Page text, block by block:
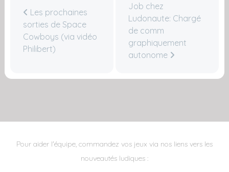
Les prochaines
sorties de Space
Cowboys (via vidéo
Philibert)
Job chez
Ludonaute: Chargé
de comm
graphiquement
autonome
Pour aider l'équipe, commandez vos jeux via nos liens vers les
nouveautés ludiques :